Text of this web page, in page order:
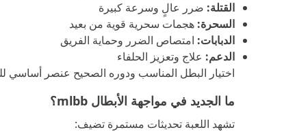
القتلة: ضرر عالٍ وسرعة كبيرة
السحرة: هجمات سحرية قوية من بعيد
الدبابات: امتصاص الضرر وحماية الفريق
الدعم: علاج وتعزيز الحلفاء
اختيار البطل المناسب ودوره الصحيح عنصر أساسي
ما الجديد في مواجهة الأبطال mlbb؟
تشهد اللعبة تحديثات مستمرة تضيف: